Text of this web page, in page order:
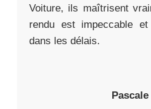
Voiture, ils maîtrisent
rendu est impeccable
dans les délais.
Pascale